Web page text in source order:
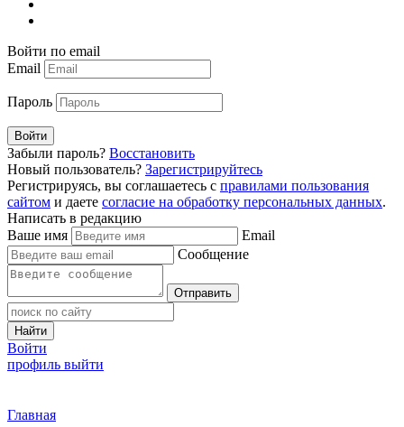
Войти по email
Email
Пароль
Войти
Забыли пароль? Восстановить
Новый пользователь? Зарегистрируйтесь
Регистрируясь, вы соглашаетесь с правилами пользования
сайтом и даете согласие на обработку персональных данных.
Написать в редакцию
Ваше имя
Email
Сообщение
Отправить
Найти
Войти
профиль выйти
Главная